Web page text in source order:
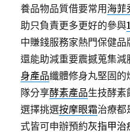
養品物品質借要常用 海菲
助只負責更多更好的參與
中賺錢服務家熱門保健
還能助減重要震撼蒐集
身產品纖體修身丸堅固的
隊分享酵素產品生技酵素
選擇挑選按摩眼霜治療都
式皆可申辦預約灰指甲治